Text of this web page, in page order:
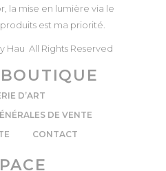
la mise en lumière via le
est ma priorité.
All Rights Reserved
D’ART
DE VENTE
CONTACT